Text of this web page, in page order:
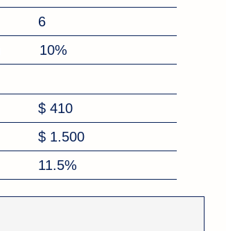
6
10%
$ 410
$ 1.500
11.5%